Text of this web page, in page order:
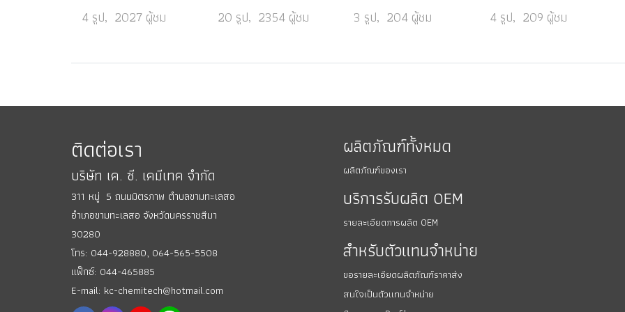
4 รูป, 2027 ผู้ชม 20 รูป, 2354 ผู้ชม 3 รูป, 204 ผู้ชม 4 รูป, 209 ผู้ชม
ติดต่อเรา
บริษัท เค. ซี. เคมีเทค จำกัด
311 หมู่ 5 ถนนมิตรภาพ ตำบลขามทะเลสอ
อำเภอขามทะเลสอ จังหวัดนครราชสีมา
30280
โทร: 044-928880, 064-565-5508
แฟ็กซ์: 044-465885
E-mail: kc-chemitech@hotmail.com
ผลิตภัณฑ์ทั้งหมด
ผลิตภัณฑ์ของเรา
บริการรับผลิต OEM
รายละเอียดการผลิต OEM
สำหรับตัวแทนจำหน่าย
ขอรายละเอียดผลิตภัณฑ์ราคาส่ง
สนใจเป็นตัวแทนจำหน่าย